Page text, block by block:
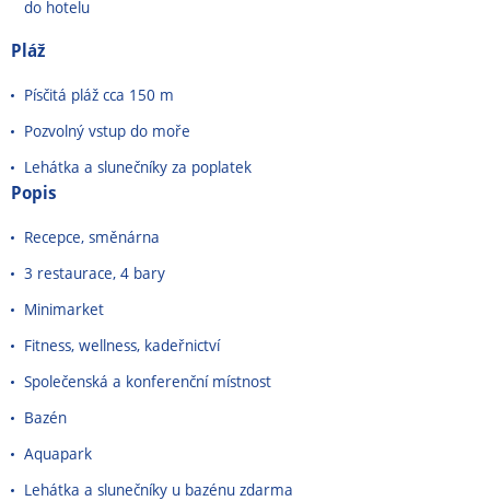
do hotelu
Pláž
Písčitá pláž cca 150 m
Pozvolný vstup do moře
Lehátka a slunečníky za poplatek
Popis
Recepce, směnárna
3 restaurace, 4 bary
Minimarket
Fitness, wellness, kadeřnictví
Společenská a konferenční místnost
Bazén
Aquapark
Lehátka a slunečníky u bazénu zdarma